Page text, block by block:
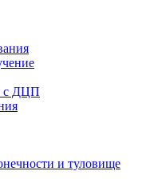
с ДЦП
и туловище